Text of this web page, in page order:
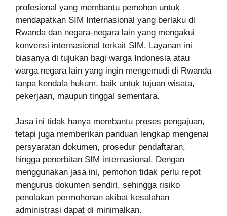
profesional yang membantu pemohon untuk
mendapatkan SIM Internasional yang berlaku di
Rwanda dan negara-negara lain yang mengakui
konvensi internasional terkait SIM. Layanan ini
biasanya di tujukan bagi warga Indonesia atau
warga negara lain yang ingin mengemudi di Rwanda
tanpa kendala hukum, baik untuk tujuan wisata,
pekerjaan, maupun tinggal sementara.
Jasa ini tidak hanya membantu proses pengajuan,
tetapi juga memberikan panduan lengkap mengenai
persyaratan dokumen, prosedur pendaftaran,
hingga penerbitan SIM internasional. Dengan
menggunakan jasa ini, pemohon tidak perlu repot
mengurus dokumen sendiri, sehingga risiko
penolakan permohonan akibat kesalahan
administrasi dapat di minimalkan.